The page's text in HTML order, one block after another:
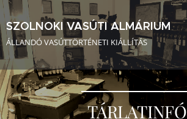
SZOLNOKI VASÚTI ALMÁRIUM
ÁLLANDÓ VASÚTTÖRTÉNETI KIÁLLÍTÁS
TÁRLATINFÓ